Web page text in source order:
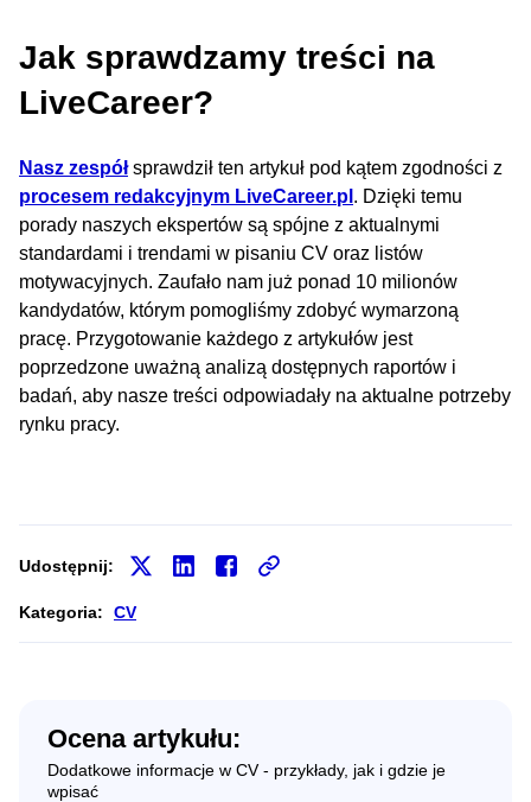
Jak sprawdzamy treści na
LiveCareer?
Nasz zespółsprawdził ten artykuł pod kątem zgodności z
procesem redakcyjnym LiveCareer.pl . Dzięki temu
porady naszych ekspertów są spójne z aktualnymi
standardami i trendami w pisaniu CV oraz listów
motywacyjnych. Zaufało nam już ponad 10 milionów
kandydatów, którym pomogliśmy zdobyć wymarzoną
pracę. Przygotowanie każdego z artykułów jest
poprzedzone uważną analizą dostępnych raportów i
badań, aby nasze treści odpowiadały na aktualne potrzeby
rynku pracy.
Udostępnij:
Kategoria: CV
Ocena artykułu:
Dodatkowe informacje w CV - przykłady, jak i gdzie je
wpisać